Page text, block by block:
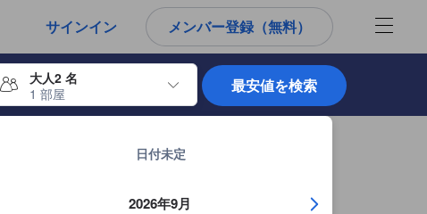
サインイン メンバー登録（無料）
大人2 名
1 部屋
使用して、チェックイン日とチェックアウト日を移動します。エンターキ
日付未定
2026年9月
最安値を検索
から宿泊選びをされるユーザーにとっても参考となる信頼できる情報